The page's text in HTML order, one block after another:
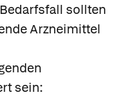
sollten
Arzneimittel
sein: